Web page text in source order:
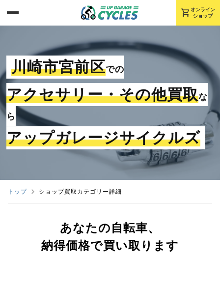
shopping_cart オンライン
ショップ
川崎市宮前区での
アクセサリー・その他買取な
ら
アップガレージサイクルズ
トップ ショップ買取カテゴリー詳細
あなたの自転車、
納得価格で買い取ります